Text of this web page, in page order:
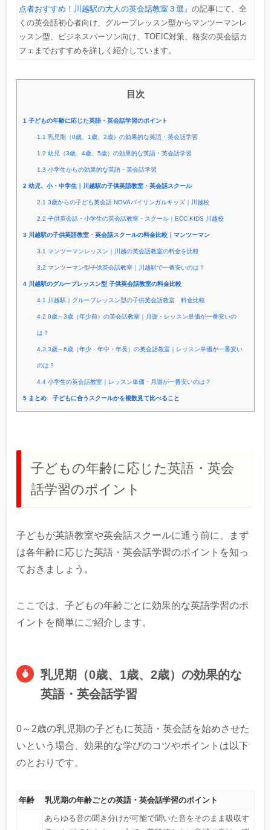
点者おすすめ！川越駅の大人の英会話教室３選』 の記事にて、全
くの英会話初心者向け、グループレッスン型からマンツーマンレ
ッスン型、ビジネスパーソン向け、TOEIC対策、格安の英会話カ
フェまでおすすめを詳しく紹介しています。
目次
1 子どもの年齢に応じた英語・英会話学習のポイント
1.1 乳児期（0歳、1歳、2歳）の効果的な英語・英会話学習
1.2 幼児（3歳、4歳、5歳）の効果的な英語・英会話学習
1.3 小学生からの効果的な英語・英会話学習
2 幼児、小・中学生｜川越駅の子供英語教室・英会話スクール
2.1 3歳からの子ども英会話 NOVAバイリンガルキッズ｜川越校
2.2 子供英会話・小学生の英会話教室・スクール｜ECC KIDS 川越校
3 川越駅の子供英語教室・英会話スクールの料金比較｜マンツーマン
3.1 マンツーマンレッスン｜川越の英会話教室の料金を比較
3.2 マンツーマン型子供英会話教室｜川越駅で一番安いのは？
4 川越駅のグループレッスン型 子供英会話教室の料金比較
4.1 川越駅｜グループレッスン型の子供英会話教室 料金比較
4.2 0歳～3歳（年少前）の英会話教室｜月謝・レッスン単価が一番安いの
は？
4.3 3歳～6歳（年少・年中・年長）の英会話教室｜レッスン単価が一番安い
のは？
4.4小学生の英会話教室｜レッスン単価・月謝が一番安いのは？
5 まとめ 子どもに合うスクールかを複数見て比べること
子どもの年齢に応じた英語・英会
話学習のポイント
子どもが英語教室や英会話スクールに通う前に、まず
は各年齢に応じた英語・英会話学習のポイントを知っ
ておきましょう。
ここでは、子どもの年齢ごとに効果的な英語学習のポ
イントを簡単にご紹介します。
乳児期（0歳、1歳、2歳）の効果的な
英語・英会話学習
0～2歳の乳児期の子どもに英語・英会話を始めさせた
いという場合、効果的な学びのコツやポイントは以下
のとおりです。
年齢 乳児期の年齢ごとの英語・英会話学習のポイント
あらゆる音の聞き分けが可能で聞いた音をそのまま吸収す